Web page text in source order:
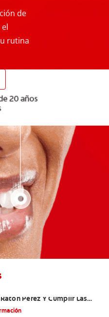
de
rutina
Pérez Y Cumplir Las
De Su Hijo/A